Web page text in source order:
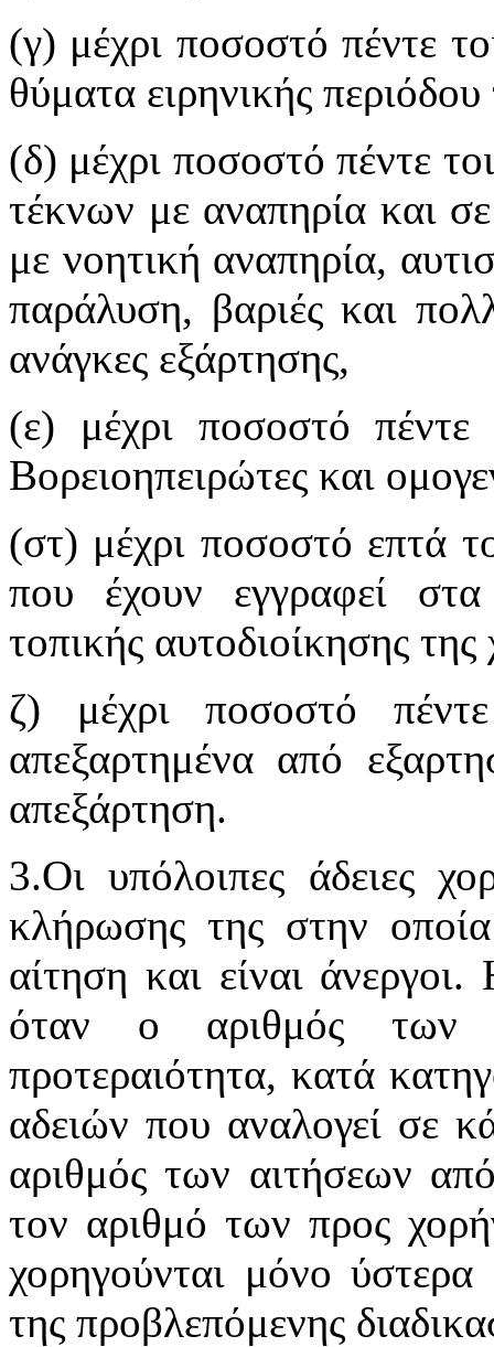
(γ) μέχρι ποσοστό πέντε
θύματα ειρηνικής
(δ) μέχρι ποσοστό πέντε
τέκνων με αναπηρία και
με νοητική αναπηρία,
παράλυση, βαριές και
ανάγκες εξάρτησης,
(ε) μέχρι ποσοστό πέντε
Βορειοηπειρώτες και
(στ) μέχρι ποσοστό επτά
που έχουν εγγραφεί
τοπικής αυτοδιοίκησης
ζ) μέχρι ποσοστό
απεξαρτημένα από
απεξάρτηση.
3.Οι υπόλοιπες άδειες
κλήρωσης της στην
αίτηση και είναι
όταν ο αριθμός των
προτεραιότητα, κατά
αδειών που αναλογεί σε
αριθμός των αιτήσεων
τον αριθμό των προς
χορηγούνται μόνο
της προβλεπόμενης